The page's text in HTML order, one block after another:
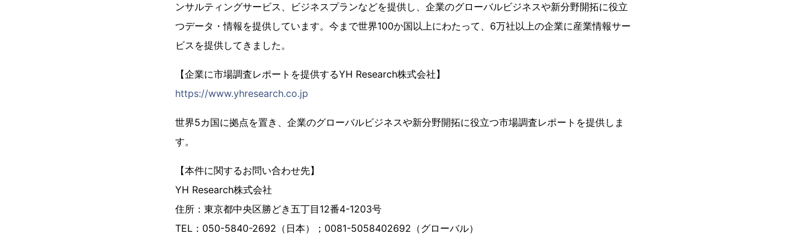
ンサルティングサービス、ビジネスプランなどを提供し、企業のグローバルビジネスや新分野開拓に役立
つデータ・情報を提供しています。今まで世界100か国以上にわたって、6万社以上の企業に産業情報サー
ビスを提供してきました。
【企業に市場調査レポートを提供するYH Research株式会社】
https://www.yhresearch.co.jp
世界5カ国に拠点を置き、企業のグローバルビジネスや新分野開拓に役立つ市場調査レポートを提供しま
す。
【本件に関するお問い合わせ先】
YH Research株式会社
住所：東京都中央区勝どき五丁目12番4-1203号
TEL：050-5840-2692（日本）；0081-5058402692（グローバル）